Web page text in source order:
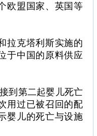
欧盟国家、英国等
拉克塔利斯实施的
于中国的原料供应
到第二起婴儿死亡
用过已被召回的配
婴儿的死亡与设施